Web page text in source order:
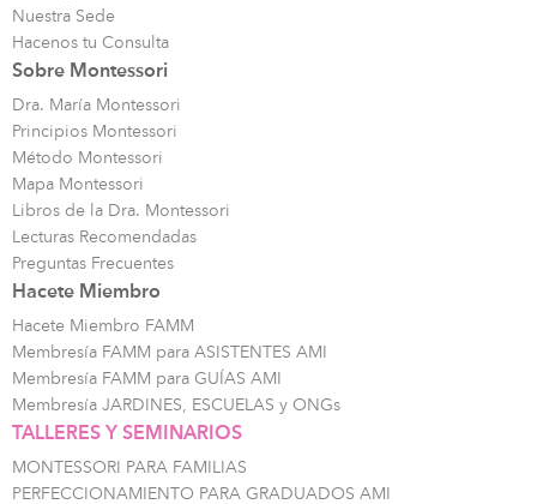
Nuestra Sede
Hacenos tu Consulta
Sobre Montessori
Dra. María Montessori
Principios Montessori
Método Montessori
Mapa Montessori
Libros de la Dra. Montessori
Lecturas Recomendadas
Preguntas Frecuentes
Hacete Miembro
Hacete Miembro FAMM
Membresía FAMM para ASISTENTES AMI
Membresía FAMM para GUÍAS AMI
Membresía JARDINES, ESCUELAS y ONGs
TALLERES Y SEMINARIOS
MONTESSORI PARA FAMILIAS
PERFECCIONAMIENTO PARA GRADUADOS AMI